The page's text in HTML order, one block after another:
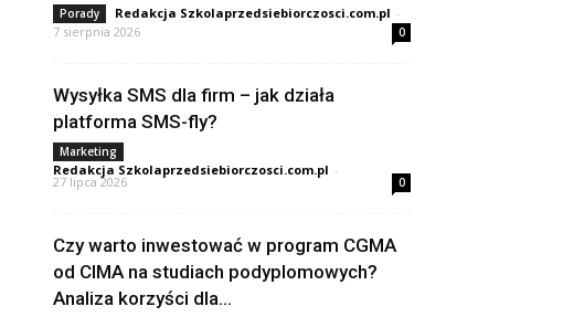
Porady Redakcja Szkolaprzedsiebiorczosci.com.pl -
7 sierpnia 2026
0
Wysyłka SMS dla firm – jak działa
platforma SMS-fly?
Marketing
Redakcja Szkolaprzedsiebiorczosci.com.pl -
27 lipca 2026 0
Czy warto inwestować w program CGMA
od CIMA na studiach podyplomowych?
Analiza korzyści dla...